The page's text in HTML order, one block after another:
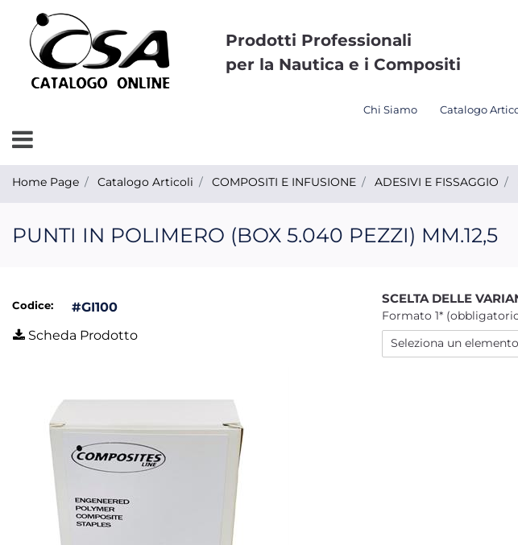
Prodotti Professionali
per la Nautica e i Compositi
Chi Siamo Catalogo
Open menu
Home Page Catalogo Articoli COMPOSITI E INFUSIONE ADESIVI E FISSAGGIO
PUNTI IN POLIMERO (BOX 5.040 PEZZI) MM.12,5
Codice:
#GI100
Scheda Prodotto
SCELTA DELLE
Formato 1*
Seleziona un elemento